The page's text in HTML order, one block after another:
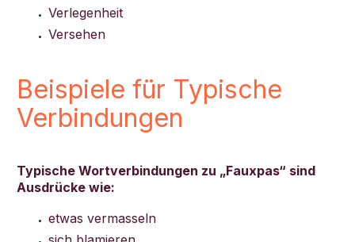
Verlegenheit
Versehen
Beispiele für Typische
Verbindungen
Typische Wortverbindungen zu „Fauxpas“ sind
Ausdrücke wie:
etwas vermasseln